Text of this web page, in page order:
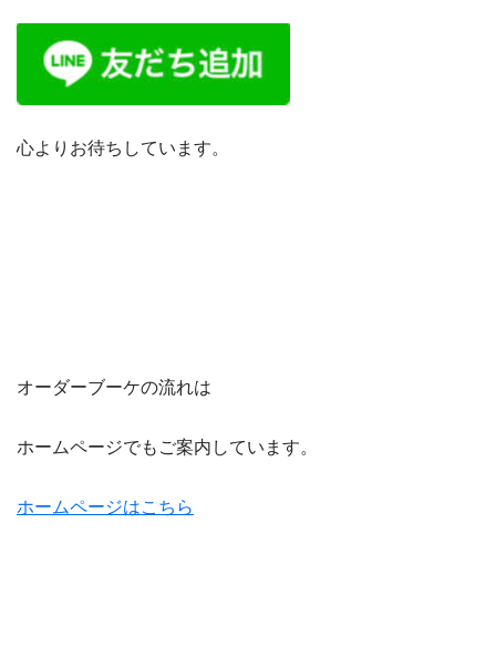
心よりお待ちしています。
オーダーブーケの流れは
ホームページでもご案内しています。
ホームページはこちら